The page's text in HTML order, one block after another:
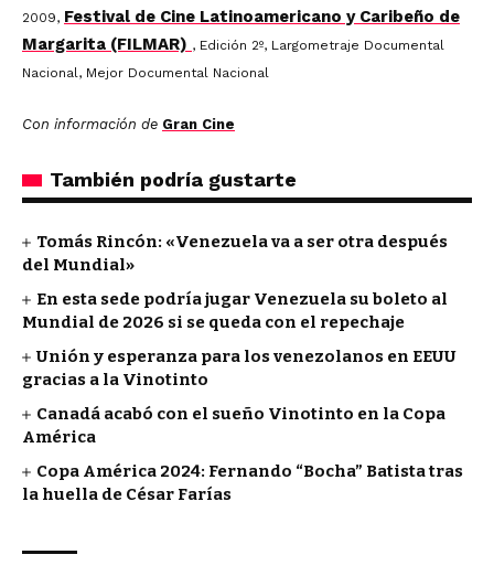
2009, Festival de Cine Latinoamericano y Caribeño de
Margarita (FILMAR) , Edición 2º, Largometraje Documental
Nacional, Mejor Documental Nacional
Con información de Gran Cine
También podría gustarte
Tomás Rincón: «Venezuela va a ser otra después
del Mundial»
En esta sede podría jugar Venezuela su boleto al
Mundial de 2026 si se queda con el repechaje
Unión y esperanza para los venezolanos en EEUU
gracias a la Vinotinto
Canadá acabó con el sueño Vinotinto en la Copa
América
Copa América 2024: Fernando “Bocha” Batista tras
la huella de César Farías